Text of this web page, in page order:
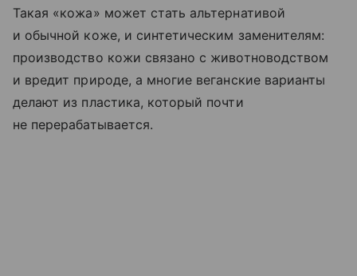
Такая «кожа» может стать альтернативой
и обычной коже, и синтетическим заменителям:
производство кожи связано с животноводством
и вредит природе, а многие веганские варианты
делают из пластика, который почти
не перерабатывается.